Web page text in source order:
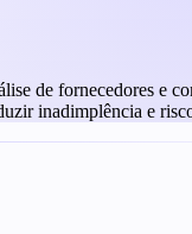
de fornecedores e
inadimplência e